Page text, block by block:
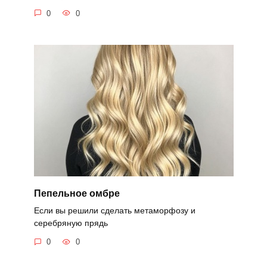
0 0
Пепельное омбре
Если вы решили сделать метаморфозу и
серебряную прядь
0 0